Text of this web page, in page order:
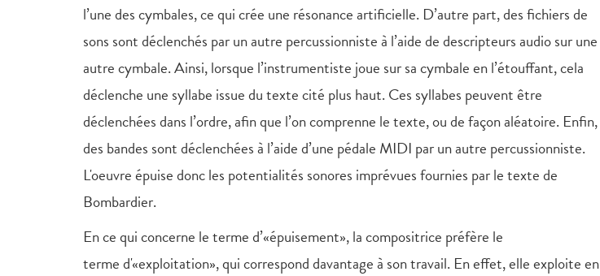
l’une des cymbales, ce qui crée une résonance artificielle. D’autre part, des fichiers de
sons sont déclenchés par un autre percussionniste à l’aide de descripteurs audio sur une
autre cymbale. Ainsi, lorsque l’instrumentiste joue sur sa cymbale en l’étouffant, cela
déclenche une syllabe issue du texte cité plus haut. Ces syllabes peuvent être
déclenchées dans l’ordre, afin que l’on comprenne le texte, ou de façon aléatoire. Enfin,
des bandes sont déclenchées à l’aide d’une pédale MIDI par un autre percussionniste.
L'oeuvre épuise donc les potentialités sonores imprévues fournies par le texte de
Bombardier.
En ce qui concerne le terme d’«épuisement», la compositrice préfère le
terme d'«exploitation», qui correspond davantage à son travail. En effet, elle exploite en